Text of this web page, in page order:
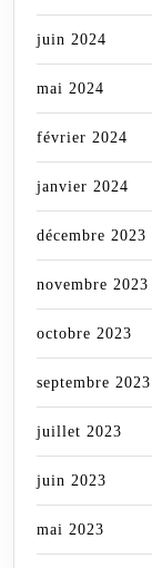
juin 2024
mai 2024
février 2024
janvier 2024
décembre 2023
novembre 2023
octobre 2023
septembre 2023
juillet 2023
juin 2023
mai 2023